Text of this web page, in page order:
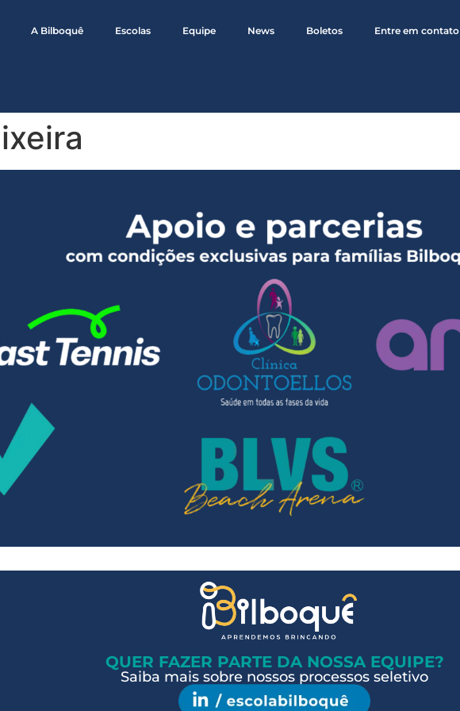
A Bilboquê Escolas Equipe News Boletos Entre em contato
QUER FAZER PARTE DA NOSSA EQUIPE?
Saiba mais sobre nossos processos seletivo